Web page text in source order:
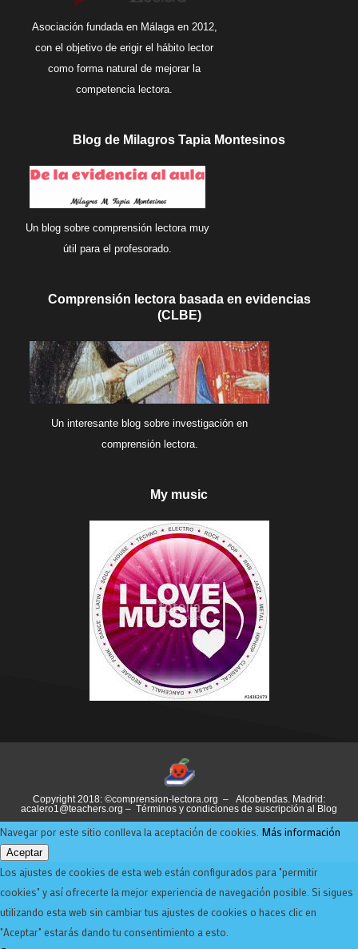
Asociación fundada en Málaga en 2012,
con el objetivo de erigir el hábito lector
como forma natural de mejorar la
competencia lectora.
Blog de Milagros Tapia Montesinos
Un blog sobre comprensión lectora muy
útil para el profesorado.
Comprensión lectora basada en evidencias
(CLBE)
Un interesante blog sobre investigación en
comprensión lectora.
My music
Copyright 2018: ©comprension-lectora.org – Alcobendas. Madrid:
acalero1@teachers.org – Términos y condiciones de suscripción al Blog
Navegar por este sitio conlleva la aceptación de cookies. Más información
Aceptar
Los ajustes de cookies de esta web están configurados para "permitir
cookies" y así ofrecerte la mejor experiencia de navegación posible. Si sigues
utilizando esta web sin cambiar tus ajustes de cookies o haces clic en
"Aceptar" estarás dando tu consentimiento a esto.